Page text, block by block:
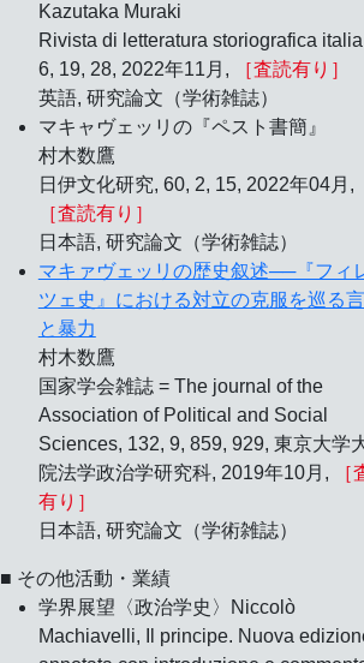
Kazutaka Muraki
Rivista di letteratura storiografica
6, 19, 28, 2022年11月,
［査読有り］
英語, 研究論文（学術雑誌）
マキャヴェッリの『ペスト書簡』
村木数鷹
日伊文化研究, 60, 2, 15, 2022年04月,
［査読有り］
日本語, 研究論文（学術雑誌）
マキァヴェッリの歴史叙述──『フィ
ツェ史』における対立の克服を巡る
と暴力
村木数鷹
国家学会雑誌 = The journal of the
Association of Political and Social
Sciences, 132, 9, 859, 929, 東京大学
院法学政治学研究科, 2019年10月,
［
有り］
日本語, 研究論文（学術雑誌）
■ その他活動・業績
学界展望〈政治学史〉Niccolò
Machiavelli, Il principe. Nuova